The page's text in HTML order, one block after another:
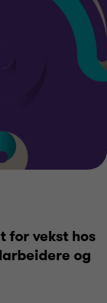
for vekst hos
og